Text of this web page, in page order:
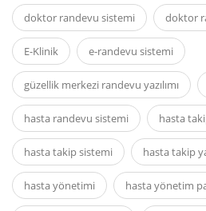
doktor randevu sistemi doktor
E-Klinik e-randevu sistemi
güzellik merkezi randevu yazılımı
hasta randevu sistemi hasta
hasta takip sistemi hasta takip
hasta yönetimi hasta yönetim